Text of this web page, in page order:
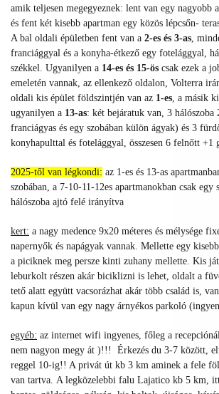
amik teljesen megegyeznek: lent van egy nagyobb
és fent két kisebb apartman egy közös lépcsőn-
A bal oldali épületben fent van a 2-es és 3-as ,
franciággyal és a konyha-étkező egy fotelággyal,
székkel. Ugyanilyen a 14-es és 15-ös csak ezek a
emeletén vannak, az ellenkező oldalon, Volterra
oldali kis épület földszintjén van az 1-es , a másik
ugyanilyen a 13-as: két bejáratuk van, 3
franciágyas és egy szobában külön ágyak) és 3
konyhapulttal és fotelággyal, összesen 6 felnőtt +1
2025-től van légkondi: az 1-es és 13-as
szobában, a 7-10-11-12es apartmanokban csak
hálószoba ajtó felé irányítva
kert: a nagy medence 9x20 méteres és mélysége
napernyők és napágyak vannak. Mellette egy
a piciknek meg persze kinti zuhany mellette. Kis
leburkolt részen akár biciklizni is lehet, oldalt a
tető alatt együtt vacsorázhat akár több család is,
kapun kívül van egy nagy árnyékos parkoló
egyéb: az internet wifi ingyenes, főleg a
nem nagyon megy át )!!! Érkezés du 3-7 között,
reggel 10-ig!! A privát út kb 3 km aminek a fele
van tartva. A legközelebbi falu Lajatico kb 5 km,